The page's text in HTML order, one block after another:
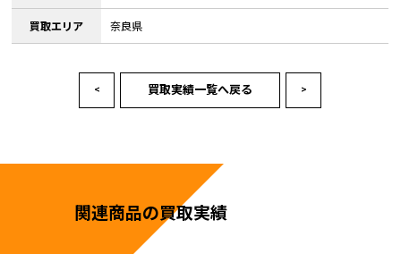
買取エリア 奈良県
< 買取実績一覧へ戻る >
関連商品の買取実績